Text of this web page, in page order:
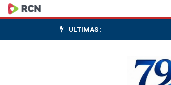
Frente
Parlamentar
ULTIMAS :